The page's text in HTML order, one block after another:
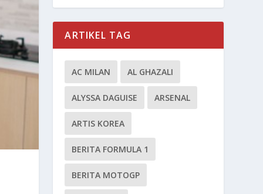
ARTIKEL TAG
AC MILAN AL GHAZALI
ALYSSA DAGUISE ARSENAL
ARTIS KOREA
BERITA FORMULA 1
BERITA MOTOGP